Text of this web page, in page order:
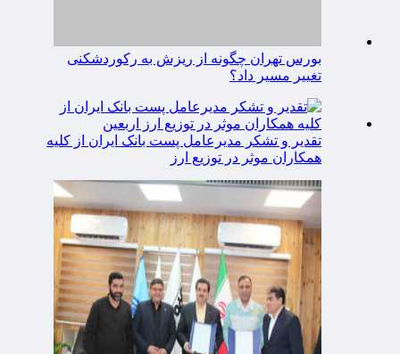
بورس تهران چگونه از ریزش به رکوردشکنی
تغییر مسیر داد؟
تقدیر و تشکر مدیرعامل پست بانک ایران از کلیه
همکاران موثر در توزیع ارز